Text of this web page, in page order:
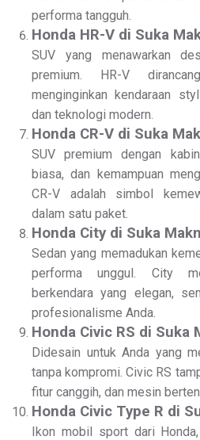
performa tangguh.
Honda HR-V di Suka
SUV yang menawarkan
premium. HR-V
menginginkan kendaraan
dan teknologi modern.
Honda CR-V di Suka
SUV premium dengan
biasa, dan kemampuan
CR-V adalah simbol
dalam satu paket.
Honda City di Suka
Sedan yang memadukan
performa unggul. City
berkendara yang elegan,
profesionalisme Anda.
Honda Civic RS di Suka
Didesain untuk Anda yang
tanpa kompromi. Civic RS
fitur canggih, dan mesin
Honda Civic Type R di
Ikon mobil sport dari